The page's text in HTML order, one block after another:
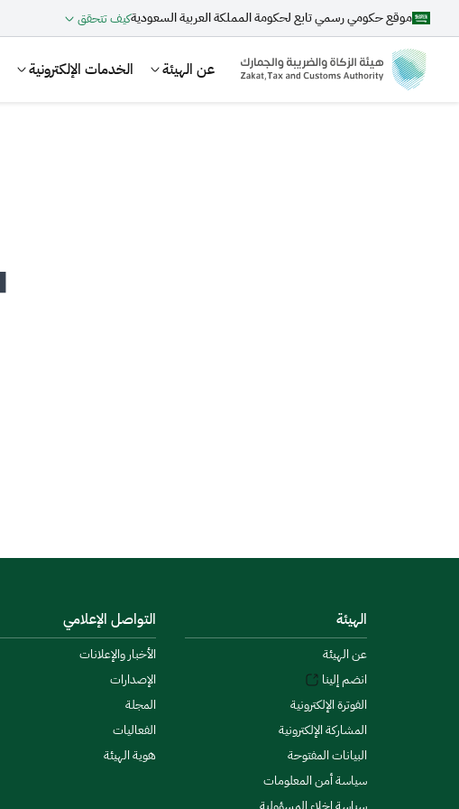
موقع حكومي رسمي تابع لحكومة المملكة العربية السعوديةكيف تتحقق
عن الهيئة الخدمات الإلكترونية
الهيئة
عن الهيئة
انضم إلينا
الفوترة الإلكترونية
المشاركة الإلكترونية
البيانات المفتوحة
سياسة أمن المعلومات
التواصل الإعلامي
الأخبار والإعلانات
الإصدارات
المجلة
الفعاليات
هوية الهيئة